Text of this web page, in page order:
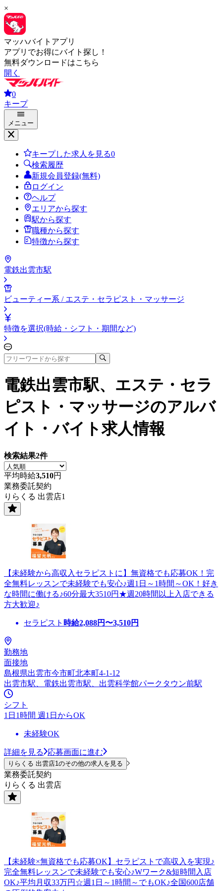
×
マッハバイトアプリ
アプリでお得にバイト探し！
無料ダウンロードはこちら
開く
0
キープ
メニュー
キープした求人を見る0
検索履歴
新規会員登録(無料)
ログイン
ヘルプ
エリアから探す
駅から探す
職種から探す
特徴から探す
電鉄出雲市駅
ビューティー系 / エステ・セラピスト・マッサージ
特徴を選択(時給・シフト・期間など)
電鉄出雲市駅、エステ・セラ
ピスト・マッサージのアルバ
イト・バイト求人情報
検索結果2件
平均時給3,510円
業務委託契約
りらくる 出雲店1
【未経験から高収入セラピストに】無資格でも応募OK！完
全無料レッスンで未経験でも安心♪週1日～1時間～OK！好き
な時間に働ける♪60分最大3510円★週20時間以上入店できる
方大歓迎♪
セラピスト 時給2,088円〜3,510円
勤務地
面接地
島根県出雲市今市町北本町4-1-12
出雲市駅、電鉄出雲市駅、出雲科学館パークタウン前駅
シフト
1日1時間 週1日からOK
未経験OK
詳細を見る 応募画面に進む
りらくる 出雲店1のその他の求人を見る
業務委託契約
りらくる 出雲店
【未経験×無資格でも応募OK】セラピストで高収入を実現♪
完全無料レッスンで未経験でも安心♪Wワーク&短時間入店
OK♪平均月収33万円☆週1日～1時間～でもOK♪全国600店舗